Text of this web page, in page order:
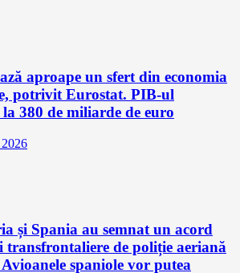
aproape un sfert din economia
potrivit Eurostat. PIB-ul
380 de miliarde de euro
și Spania au semnat un acord
de poliție aeriană
spaniole vor putea